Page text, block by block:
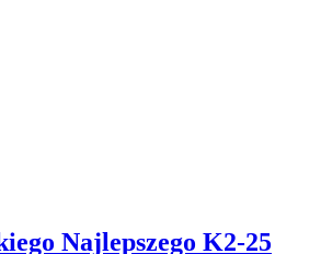
Najlepszego K2-25